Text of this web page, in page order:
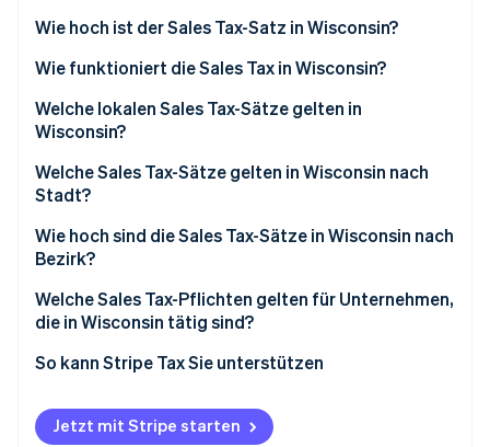
Erfahren Sie, wie Stripe Lösungen für die
Wie hoch ist der Sales Tax-Satz in Wisconsin?
Wie funktioniert die Sales Tax in Wisconsin?
Welche lokalen Sales Tax-Sätze gelten in
Wisconsin?
Sales Tax-Spanne in Wisconsin im Jahr 2026
Welche Sales Tax-Sätze gelten in Wisconsin nach
Stadt?
Wie hoch sind die Sales Tax-Sätze in Wisconsin nach
Bezirk?
Welche Sales Tax-Pflichten gelten für Unternehmen,
die in Wisconsin tätig sind?
Sales-Tax-Registrierung
Einreichung
So kann Stripe Tax Sie unterstützen
Jetzt mit Stripe starten